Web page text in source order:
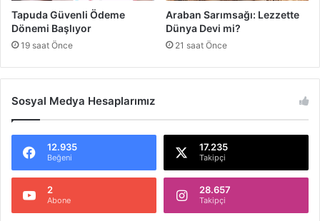
Tapuda Güvenli Ödeme
Dönemi Başlıyor
19 saat Önce
Araban Sarımsağı: Lezzette
Dünya Devi mi?
21 saat Önce
Sosyal Medya Hesaplarımız
12.935
Beğeni
17.235
Takipçi
2
Abone
28.657
Takipçi